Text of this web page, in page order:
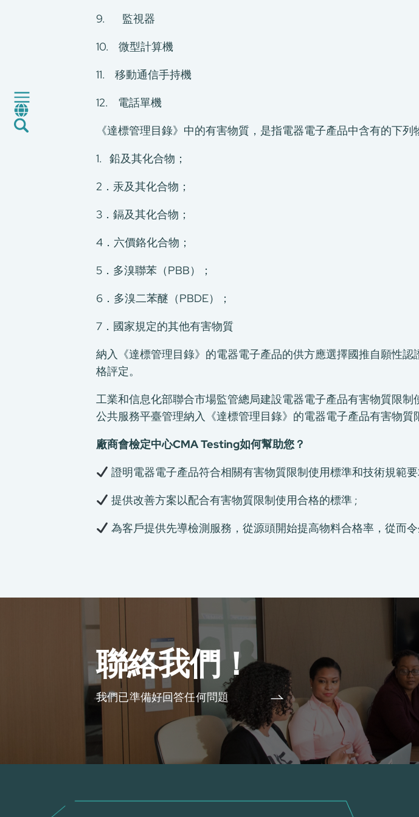
綠色環保服務
工廠服務
認證與評價服務
工廠服務預約
9. 監視器
10. 微型計算機
11. 移動通信手持機
12. 電話單機
《達標管理目錄》中的有害物質，是指電器電子產品中含有的下列
1. 鉛及其化合物；
2．汞及其化合物；
3．鎘及其化合物；
4．六價鉻化合物；
5．多溴聯苯（PBB）；
6．多溴二苯醚（PBDE）；
7．國家規定的其他有害物質
納入《達標管理目錄》的電器電子產品的供方應選擇國推自願性
格評定。
工業和信息化部聯合市場監管總局建設電器電子產品有害物質限
公共服務平臺管理納入《達標管理目錄》的電器電子產品有害物質
廠商會檢定中心CMA Testing如何幫助您？
證明電器電子產品符合相關有害物質限制使用標準和技術規範
提供改善方案以配合有害物質限制使用合格的標準 ;
為客戶提供先導檢測服務，從源頭開始提高物料合格率，從而
聯絡我們！
我們已準備好回答任何問題